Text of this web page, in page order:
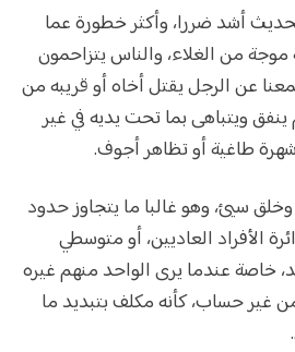
أشد ضررا، وأكثر خطورة عما
موجة من الغلاء، والناس يتزاحمون
عن الرجل يقتل أخاه أو قريبه من
ويتباهى بما تحت يديه في غير
طاغية أو تظاهر أجوف.
سيئ، وهو غالبا ما يتجاوز حدود
الأفراد العاديين، أو متوسطي
خاصة عندما يرى الواحد منهم غيره
غير حساب، كأنه مكلف بتبديد ما